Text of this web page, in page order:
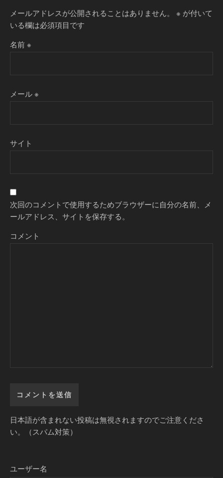
メールアドレスが公開されることはありません。 ※ が付いて
いる欄は必須項目です
名前※
メール※
サイト
次回のコメントで使用するためブラウザーに自分の名前、メ
ールアドレス、サイトを保存する。
コメント
日本語が含まれない投稿は無視されますのでご注意くださ
い。（スパム対策）
ユーザー名